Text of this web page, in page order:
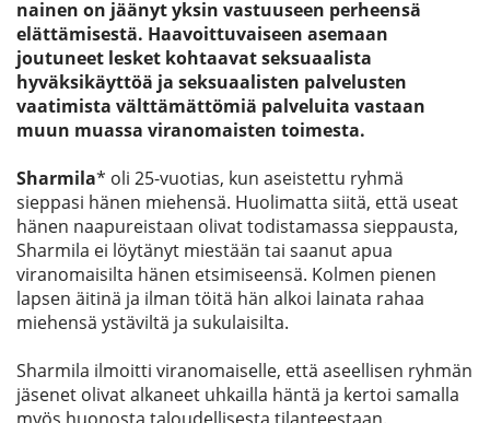
nainen on jäänyt yksin vastuuseen perheensä
elättämisestä. Haavoittuvaiseen asemaan
joutuneet lesket kohtaavat seksuaalista
hyväksikäyttöä ja seksuaalisten palvelusten
vaatimista välttämättömiä palveluita vastaan
muun muassa viranomaisten toimesta.
Sharmila* oli 25-vuotias, kun aseistettu ryhmä
sieppasi hänen miehensä. Huolimatta siitä, että useat
hänen naapureistaan olivat todistamassa sieppausta,
Sharmila ei löytänyt miestään tai saanut apua
viranomaisilta hänen etsimiseensä. Kolmen pienen
lapsen äitinä ja ilman töitä hän alkoi lainata rahaa
miehensä ystäviltä ja sukulaisilta.
Sharmila ilmoitti viranomaiselle, että aseellisen ryhmän
jäsenet olivat alkaneet uhkailla häntä ja kertoi samalla